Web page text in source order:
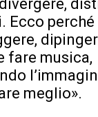
Ecco
fare musica,
meglio».